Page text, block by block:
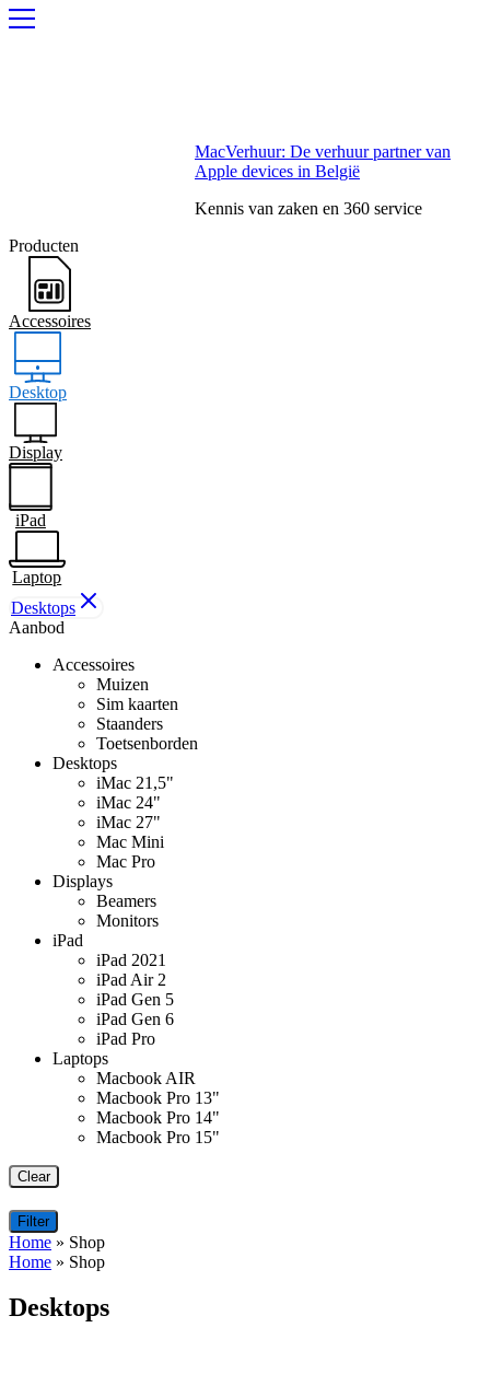
MacVerhuur: De verhuur partner van
Apple devices in België
Kennis van zaken en 360 service
Producten
Accessoires
Desktop
Display
iPad
Laptop
Desktops
Aanbod
Accessoires
Muizen
Sim kaarten
Staanders
Toetsenborden
Desktops
iMac 21,5"
iMac 24"
iMac 27"
Mac Mini
Mac Pro
Displays
Beamers
Monitors
iPad
iPad 2021
iPad Air 2
iPad Gen 5
iPad Gen 6
iPad Pro
Laptops
Macbook AIR
Macbook Pro 13"
Macbook Pro 14"
Macbook Pro 15"
Clear
Filter
Home » Shop
Home » Shop
Desktops